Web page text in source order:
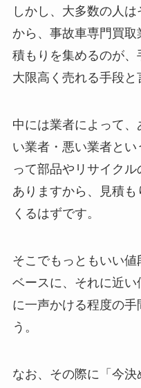
しかし、大多数の人
から、事故車専門買
積もりを集めるのが
大限高く売れる手段と
中には業者によって
い業者・悪い業者と
って部品やリサイク
ありますから、見積
くるはずです。
そこでもっともいい
ベースに、それに近
に一声かける程度の手
う。
なお、その際に「今